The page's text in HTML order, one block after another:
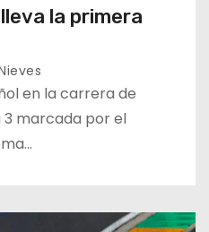
la primera
en la carrera de
3 marcada por el